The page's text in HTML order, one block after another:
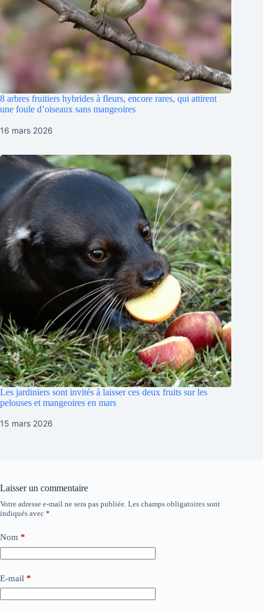
8 arbres fruitiers hybrides à fleurs, encore rares, qui attirent
une foule d’oiseaux sans mangeoires
16 mars 2026
Les jardiniers sont invités à laisser ces deux fruits sur les
pelouses et mangeoires en mars
15 mars 2026
Laisser un commentaire
Votre adresse e-mail ne sera pas publiée. Les champs obligatoires sont
indiqués avec *
Nom *
E-mail *